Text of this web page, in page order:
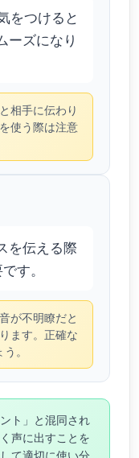
をつけると
ーズになり
相手に伝わり
使う際は注意
を伝える際
す。
が不明瞭だと
ます。正確な
。
ト」と混同され
声に出すことを